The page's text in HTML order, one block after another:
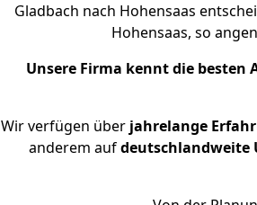
Gladbach nach Hohensaas
Hohensaas, so
Unsere Firma kennt die besten
Wir verfügen über jahrelange
anderem aufdeutschlandweite